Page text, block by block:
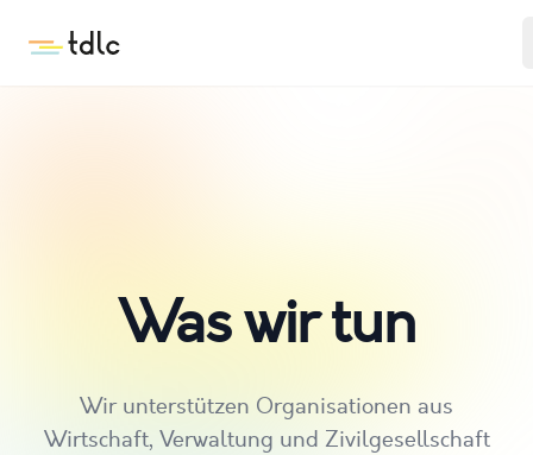
tdlc
Was wir tun
Wir unterstützen Organisationen aus
Wirtschaft, Verwaltung und Zivilgesellschaft